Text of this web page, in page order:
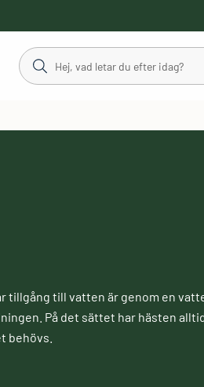
tillgång till vatten är genom en
På det sättet har hästen
behövs.